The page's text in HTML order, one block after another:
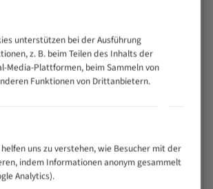
0,75/1,25
gegen Zahnbruch auch bei
Werkstücken (Materialmischung,
Vibration
unterstützen bei der Ausführung
z. B. beim Teilen des Inhalts der
Media-Plattformen, beim Sammeln von
Funktionen von Drittanbietern.
uns zu verstehen, wie Besucher mit der
indem Informationen anonym gesammelt
Analytics).